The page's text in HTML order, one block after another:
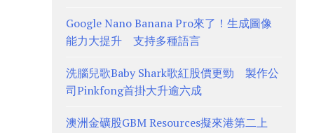
Google Nano Banana Pro來了！生成圖像
能力大提升 支持多種語言
洗腦兒歌Baby Shark歌紅股價更勁 製作公
司Pinkfong首掛大升逾六成
澳洲金礦股GBM Resources擬來港第二上